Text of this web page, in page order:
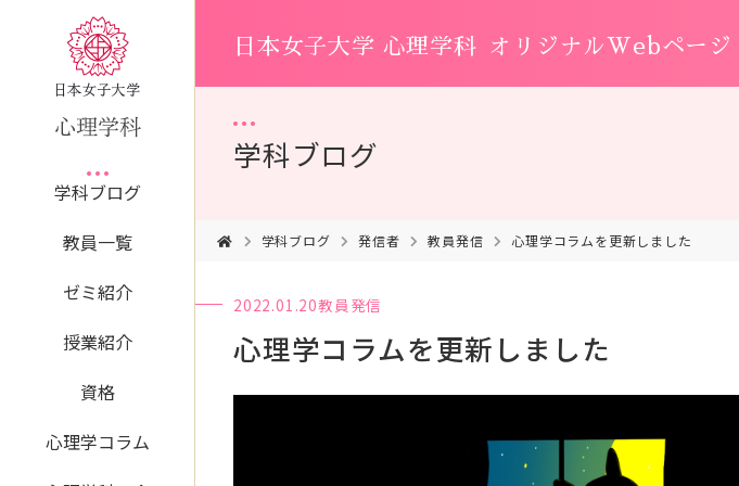
学科ブログ
教員一覧
ゼミ紹介
授業紹介
資格
心理学コラム
日本女子大学 心理学科 オリジナルWebページ
学科ブログ
学科ブログ 発信者 教員発信 心理学コラムを更新しました
2022.01.20教員発信
心理学コラムを更新しました